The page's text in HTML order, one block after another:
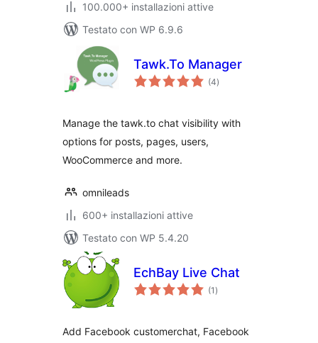
100.000+ installazioni attive
Testato con WP 6.9.6
Tawk.To Manager
(4valutazioni
totali
)
Manage the tawk.to chat visibility with
options for posts, pages, users,
WooCommerce and more.
omnileads
600+ installazioni attive
Testato con WP 5.4.20
EchBay Live Chat
(1 valutazioni
totali
)
Add Facebook customerchat, Facebook